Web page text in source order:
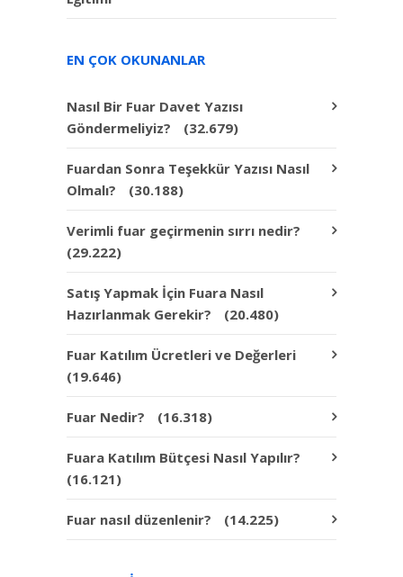
EN ÇOK OKUNANLAR
Nasıl Bir Fuar Davet Yazısı
Göndermeliyiz?
(32.679)
Fuardan Sonra Teşekkür Yazısı Nasıl
Olmalı?
(30.188)
Verimli fuar geçirmenin sırrı nedir?
(29.222)
Satış Yapmak İçin Fuara Nasıl
Hazırlanmak Gerekir?
(20.480)
Fuar Katılım Ücretleri ve Değerleri
(19.646)
Fuar Nedir? (16.318)
Fuara Katılım Bütçesi Nasıl Yapılır?
(16.121)
Fuar nasıl düzenlenir? (14.225)